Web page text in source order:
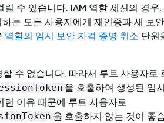
수 있습니다. IAM 역할 세션의 경우,
는 모든 사용자에게 재인증과 새 보
역할의 임시 보안 자격 증명 취소 단원
수 없습니다. 따라서 루트 사용자로
을 호출하여 생성된 임
이유 때문에 루트 사용자로
을 호출하지 않는 것이 좋